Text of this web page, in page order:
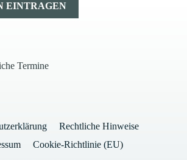
EINTRAGEN
Termine
Rechtliche Hinweise
Cookie-Richtlinie (EU)